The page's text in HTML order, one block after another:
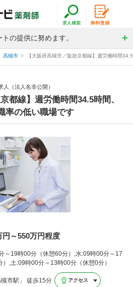
の提供に努めます。
高槻市 【大阪府高槻市／阪急京都線】週労働時間
（法人名非公開）
都線】週労働時間34.5時間、
率の低い職場です
円～550万円程度
～19時00分（休憩60分）,水:09時00分～17
,土:09時00分～13時00分（休憩0分）
市駅」 徒歩15分 アクセス